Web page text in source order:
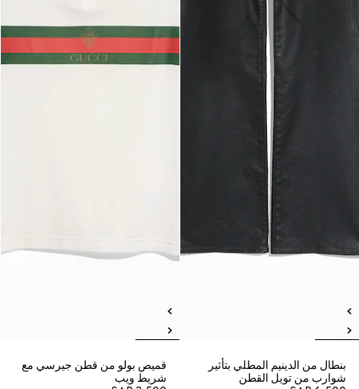
بنطال من الدينيم المطلي بتأثير
شوارب من تويل القطن
قميص بولو من قطن جيرسي مع
شريط ويب